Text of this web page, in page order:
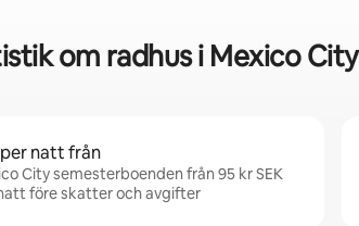
om radhus i Mexico City
per natt från
City semesterboenden från 95 kr SEK
före skatter och avgifter